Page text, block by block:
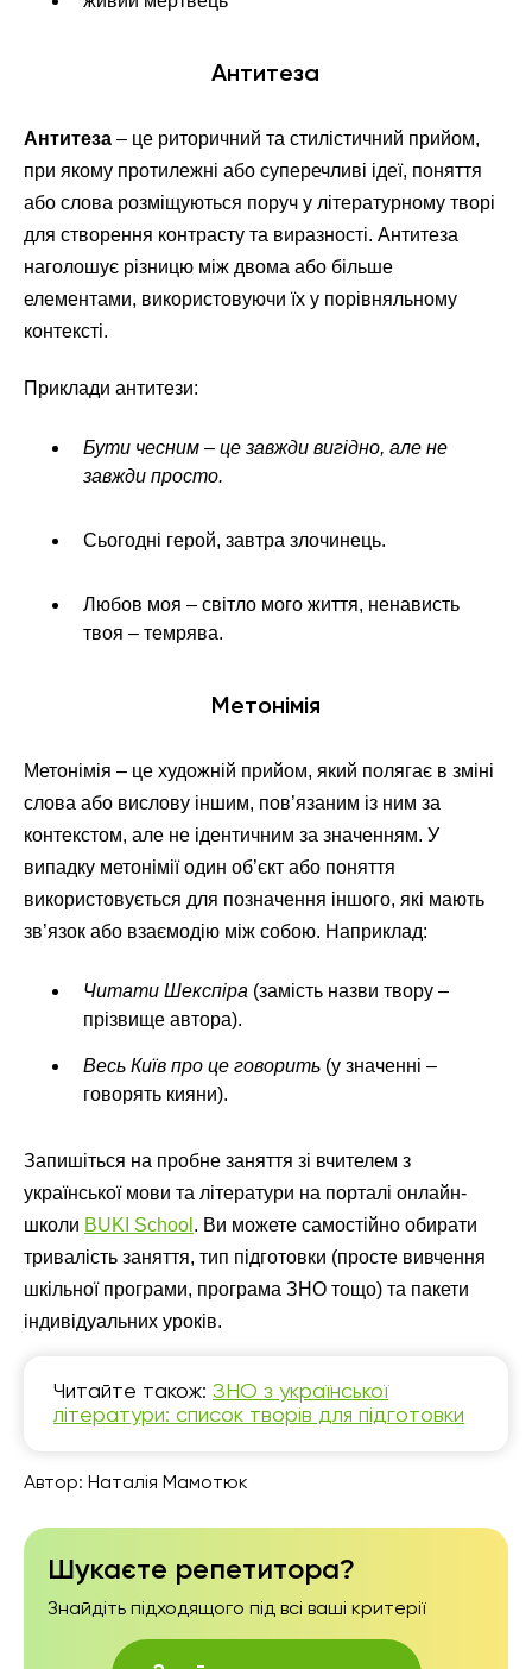
Антитеза
Антитеза – це риторичний та стилістичний прийом,
при якому протилежні або суперечливі ідеї, поняття
або слова розміщуються поруч у літературному творі
для створення контрасту та виразності. Антитеза
наголошує різницю між двома або більше
елементами, використовуючи їх у порівняльному
контексті.
Приклади антитези:
Бути чесним – це завжди вигідно, але не
завжди просто.
Сьогодні герой, завтра злочинець.
Любов моя – світло мого життя, ненависть
твоя – темрява.
Метонімія
Метонімія – це художній прийом, який полягає в зміні
слова або вислову іншим, пов’язаним із ним за
контекстом, але не ідентичним за значенням. У
випадку метонімії один об’єкт або поняття
використовується для позначення іншого, які мають
зв’язок або взаємодію між собою. Наприклад:
Читати Шекспіра (замість назви твору –
прізвище автора).
Весь Київ про це говорить (у значенні –
говорять кияни).
Запишіться на пробне заняття зі вчителем з
української мови та літератури на порталі онлайн-
школи BUKI School . Ви можете самостійно обирати
тривалість заняття, тип підготовки (просте вивчення
шкільної програми, програма ЗНО тощо) та пакети
індивідуальних уроків.
Читайте також: ЗНО з української
літератури: список творів для підготовки
Автор: Наталія Мамотюк
Шукаєте репетитора?
Знайдіть підходящого під всі ваші критерії